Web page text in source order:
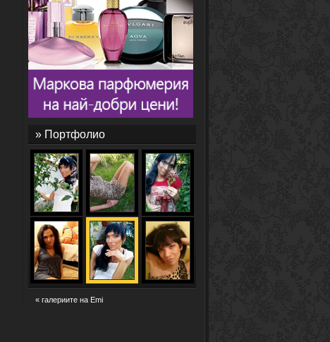
» Портфолио
« галериите на Emi